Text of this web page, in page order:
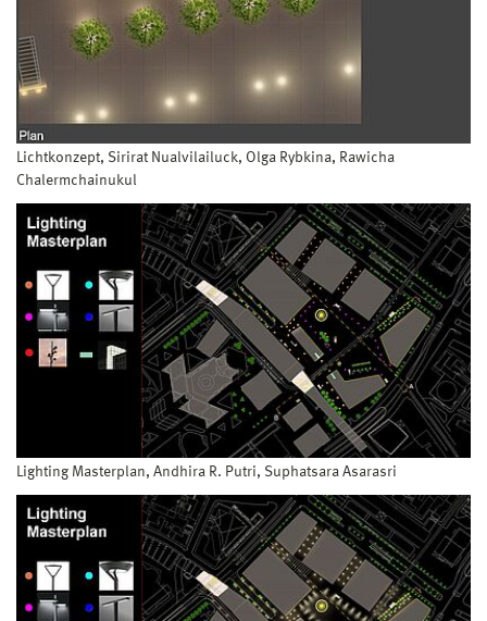
Lichtkonzept, Sirirat Nualvilailuck, Olga Rybkina, Rawicha
Chalermchainukul
Lighting Masterplan, Andhira R. Putri, Suphatsara Asarasri